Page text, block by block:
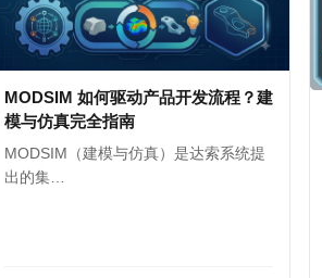
MODSIM 如何驱动产品开发流程？建
模与仿真完全指南
MODSIM（建模与仿真）是达索系统提
出的集…